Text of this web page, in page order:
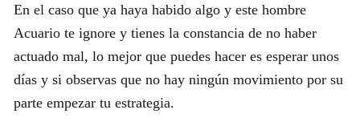
En el caso que ya haya habido algo y este hombre
Acuario te ignore y tienes la constancia de no haber
actuado mal, lo mejor que puedes hacer es esperar unos
días y si observas que no hay ningún movimiento por su
parte empezar tu estrategia.